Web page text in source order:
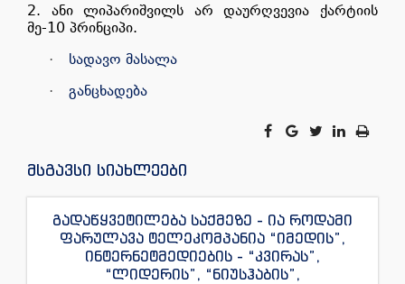
2. ანი ლიპარიშვილს არ დაურღვევია ქარტიის
მე-10 პრინციპი.
· სადავო მასალა
· განცხადება
მსგავსი სიახლეები
გადაწყვეტილება საქმეზე - ია როდამი
ფარულავა ტელეკომპანია “იმედის”,
ინტერნეტმედიების - “კვირას”,
“ლიდერის”, “ნიუსჰაბის”,